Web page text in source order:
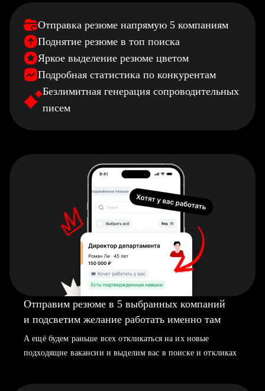
Отправка резюме напрямую 5 компаниям
Поднятие резюме в топ поиска
Яркое выделение резюме цветом
Подробная статистика по конкурентам
Безлимитная генерация сопроводительных
писем
Отправим резюме в 5 выбранных компаний
и подсветим желание работать именно там
А ещё будем раньше всех откликаться на их новые
подходящие вакансии и выделим вас в поиске и откликах